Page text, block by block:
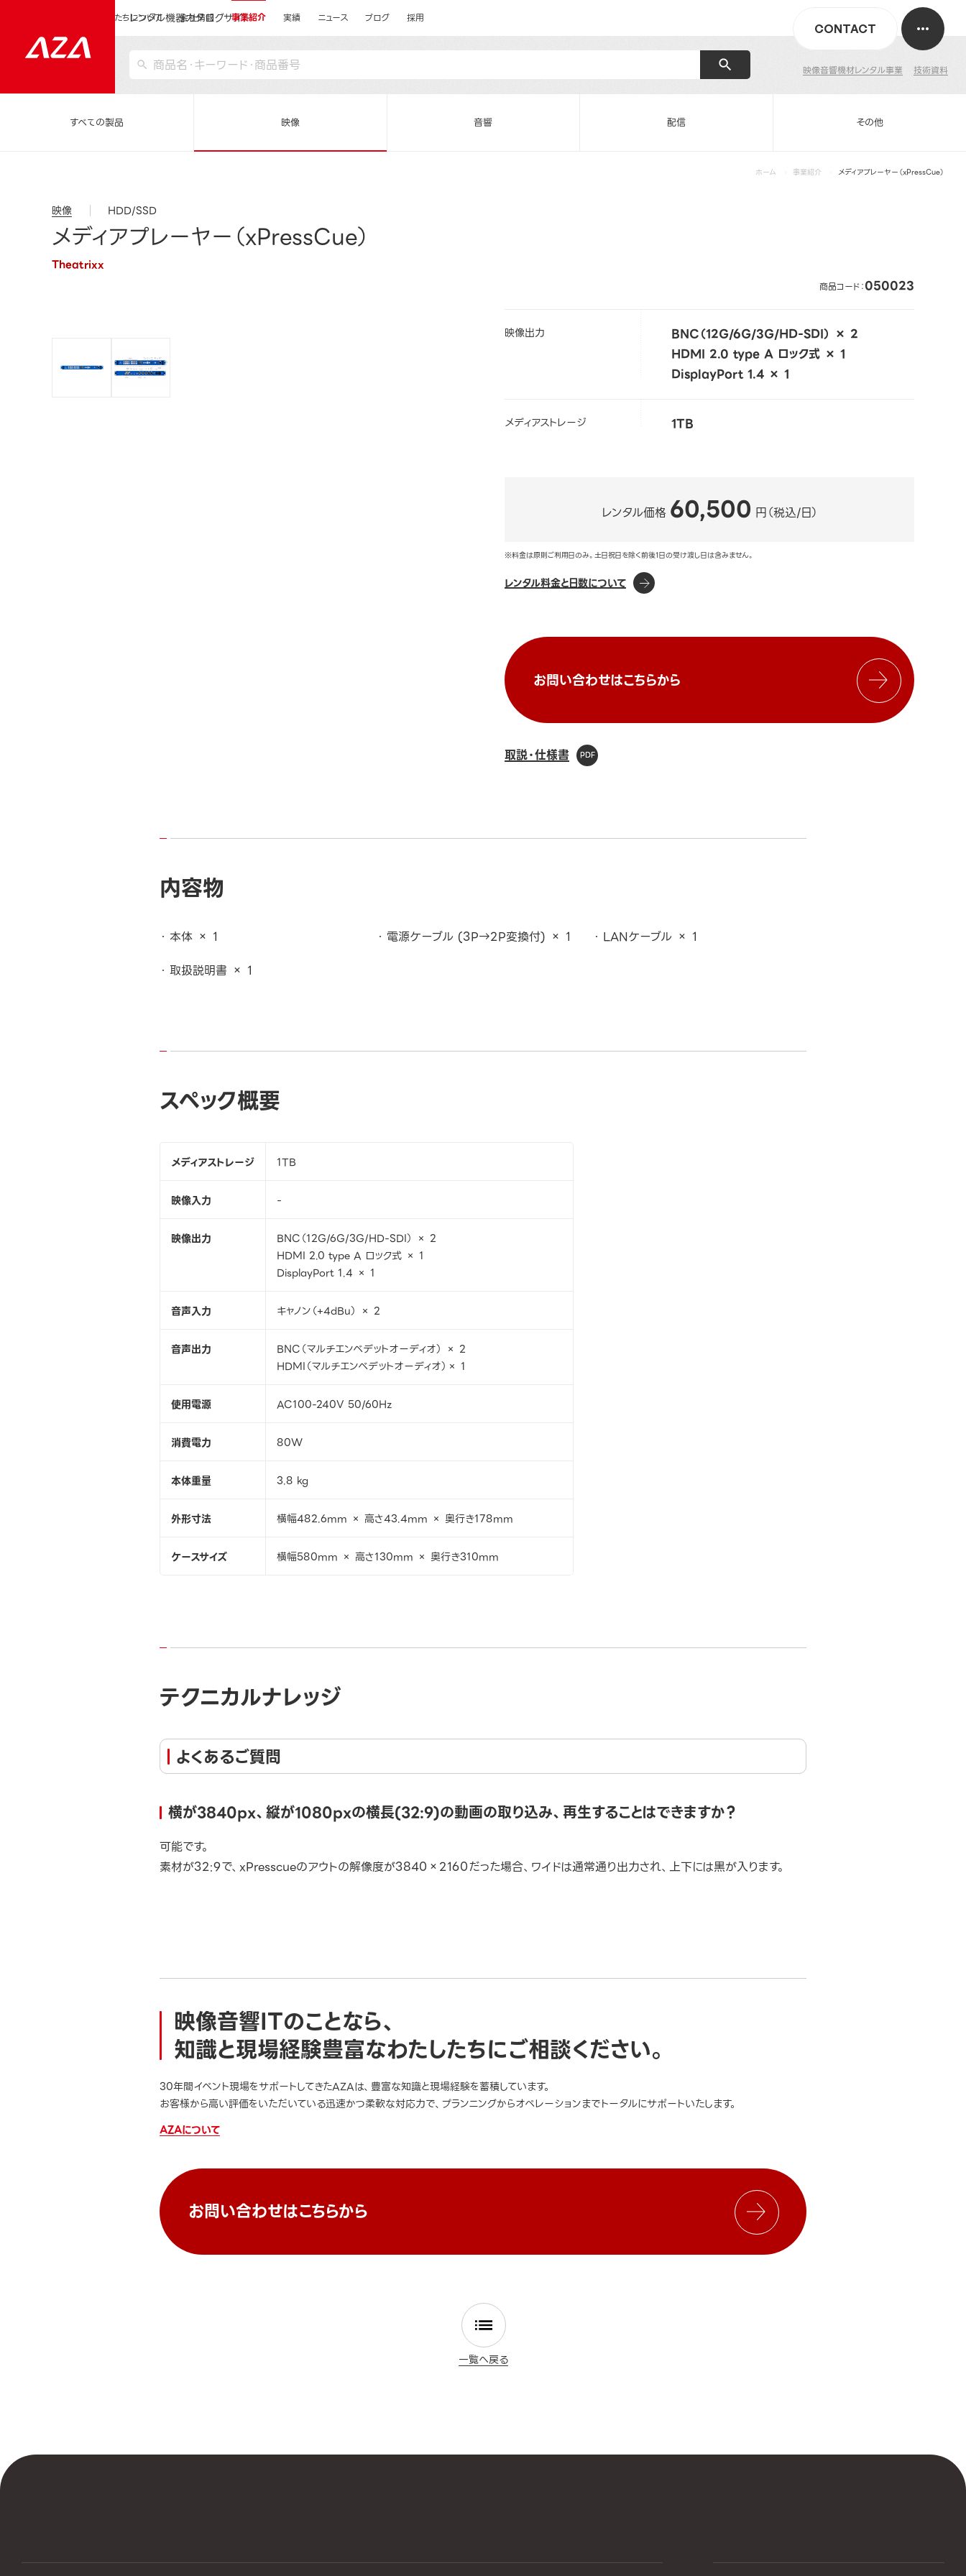
レンタル機器カタログサイト
映像音響機材レンタル事業 技術資料
CONTACT
私たちについて 会社情報 事業紹介 実績 ニュース ブログ 採用
すべての製品 映像 音響 配信 その他
ホーム 事業紹介 メディアプレーヤー（xPressCue）
映像 HDD/SSD
メディアプレーヤー（xPressCue）
Theatrixx
商品コード：050023
映像出力
BNC（12G/6G/3G/HD-SDI） × 2
HDMI 2.0 type A ロック式 × 1
DisplayPort 1.4 × 1
メディアストレージ 1TB
レンタル価格 60,500 円（税込/日）
※料金は原則ご利用日のみ。土日祝日を除く前後1日の受け渡し日は含みません。
レンタル料金と日数について
お問い合わせはこちらから
取説・仕様書
内容物
本体 × 1 電源ケーブル (3P→2P変換付) × 1
LANケーブル × 1
取扱説明書 × 1
スペック概要
メディアストレージ 1TB
映像入力 -
映像出力
BNC（12G/6G/3G/HD-SDI） × 2
HDMI 2.0 type A ロック式 × 1
DisplayPort 1.4 × 1
音声入力 キャノン（+4dBu） × 2
音声出力
BNC（マルチエンベデットオーディオ） × 2
HDMI（マルチエンベデットオーディオ）× 1
使用電源 AC100-240V 50/60Hz
消費電力 80W
本体重量 3.8 kg
外形寸法 横幅482.6mm × 高さ43.4mm × 奥行き178mm
ケースサイズ 横幅580mm × 高さ130mm × 奥行き310mm
テクニカルナレッジ
よくあるご質問
横が3840px、縦が1080pxの横長(32:9)の動画の取り込み、再生することはできますか？
可能です。
素材が32:9で、xPresscueのアウトの解像度が3840×2160だった場合、ワイドは通常通り出力され、上下には黒が入ります。
映像音響ITのことなら、
知識と現場経験豊富なわたしたちにご相談ください。
30年間イベント現場をサポートしてきたAZAは、豊富な知識と現場経験を蓄積しています。
お客様から高い評価をいただいている迅速かつ柔軟な対応力で、プランニングからオペレーションまでトータルにサポートいたします。
AZAについて
お問い合わせはこちらから
一覧へ戻る